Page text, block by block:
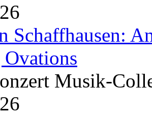
Schaffhausen:
Musik-